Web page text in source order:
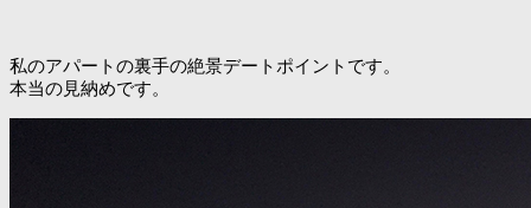
私のアパートの裏手の絶景デートポイントです。
本当の見納めです。